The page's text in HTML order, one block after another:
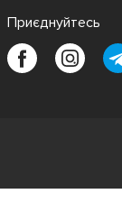
Приєднуйтесь